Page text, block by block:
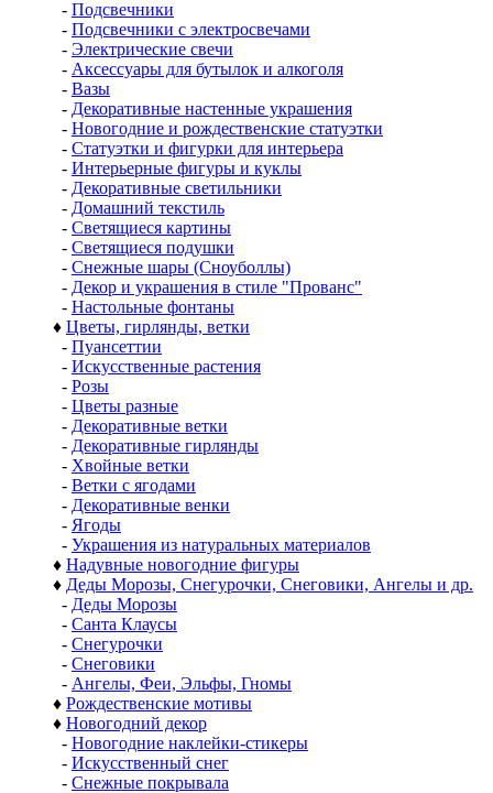
- Подсвечники
- Подсвечники с электросвечами
- Электрические свечи
- Аксессуары для бутылок и алкоголя
- Вазы
- Декоративные настенные украшения
- Новогодние и рождественские статуэтки
- Статуэтки и фигурки для интерьера
- Интерьерные фигуры и куклы
- Декоративные светильники
- Домашний текстиль
- Светящиеся картины
- Светящиеся подушки
- Снежные шары (Сноуболлы)
- Декор и украшения в стиле "Прованс"
- Настольные фонтаны
♦ Цветы, гирлянды, ветки
- Пуансеттии
- Искусственные растения
- Розы
- Цветы разные
- Декоративные ветки
- Декоративные гирлянды
- Хвойные ветки
- Ветки с ягодами
- Декоративные венки
- Ягоды
- Украшения из натуральных материалов
♦ Надувные новогодние фигуры
♦ Деды Морозы, Снегурочки, Снеговики, Ангелы и др.
- Деды Морозы
- Санта Клаусы
- Снегурочки
- Снеговики
- Ангелы, Феи, Эльфы, Гномы
♦ Рождественские мотивы
♦ Новогодний декор
- Новогодние наклейки-стикеры
- Искусственный снег
- Снежные покрывала